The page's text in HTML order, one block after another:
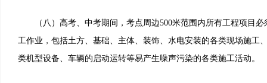
（八）高考、中考期间，考点周边500米范围内所有工程项目必
工作业，包括土方、基础、主体、装饰、水电安装的各类现场施工
类机型设备、车辆的启动运转等易产生噪声污染的各类施工活动。